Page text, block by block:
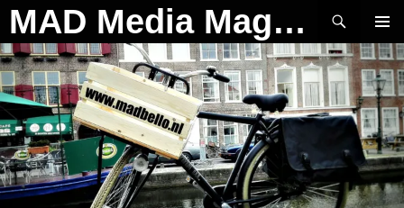
Ga
naar
de
inhoud
MAD Media Magazine
Zoeken
MENU